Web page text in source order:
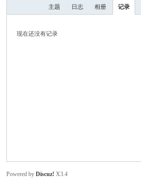
主题 日志 相册 记录
现在还没有记录
Powered byDiscuz! X3.4